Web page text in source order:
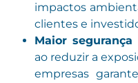
impactos
clientes e
Maior
ao reduzir a
empresas